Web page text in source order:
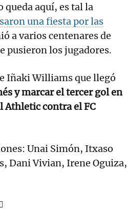
queda aquí, es tal la
una fiesta por las
a varios centenares de
pusieron los jugadores.
Iñaki Williams que llegó
y marcar el tercer gol en
Athletic contra el FC
Unai Simón, Itxaso
Dani Vivian, Irene Oguiza,